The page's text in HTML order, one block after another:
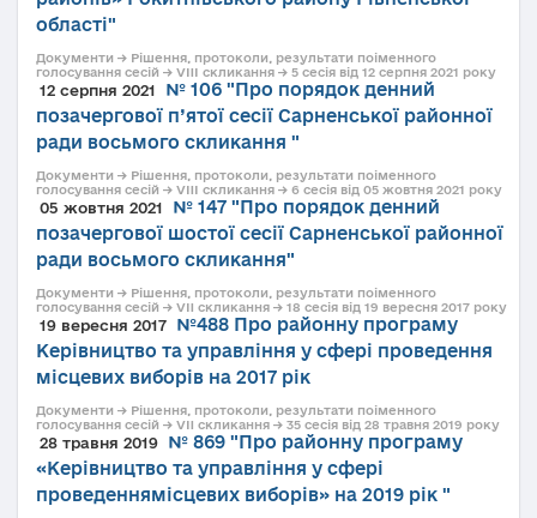
області"
Документи → Рішення, протоколи, результати поіменного
голосування сесій → VIII скликання → 5 сесія від 12 серпня 2021 року
12 серпня 2021
№ 106 "Про порядок денний
позачергової п’ятої сесії Сарненської районної
ради восьмого скликання "
Документи → Рішення, протоколи, результати поіменного
голосування сесій → VIII скликання → 6 сесія від 05 жовтня 2021 року
05 жовтня 2021
№ 147 "Про порядок денний
позачергової шостої сесії Сарненської районної
ради восьмого скликання"
Документи → Рішення, протоколи, результати поіменного
голосування сесій → VII скликання → 18 сесія від 19 вересня 2017 року
19 вересня 2017
№488 Про районну програму
Керівництво та управління у сфері проведення
місцевих виборів на 2017 рік
Документи → Рішення, протоколи, результати поіменного
голосування сесій → VII скликання → 35 сесія від 28 травня 2019 року
28 травня 2019
№ 869 "Про районну програму
«Керівництво та управління у сфері
проведеннямісцевих виборів» на 2019 рік "